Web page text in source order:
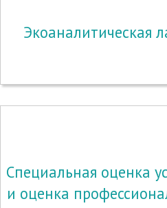
Экоаналитическая
Специальная оценка
и оценка